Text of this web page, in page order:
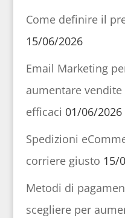
Come definire il
15/06/2026
Email Marketing
aumentare
efficaci 01/06/2026
Spedizioni
corriere giusto 15/
Metodi di
scegliere per